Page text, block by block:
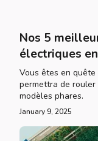
Nos 5
électriques
Vous êtes en
permettra de rouler
modèles phares.
January 9, 2025